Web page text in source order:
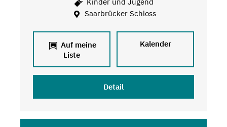
Saarbrücker Schloss
Auf meine
Liste
Kalender
Detail